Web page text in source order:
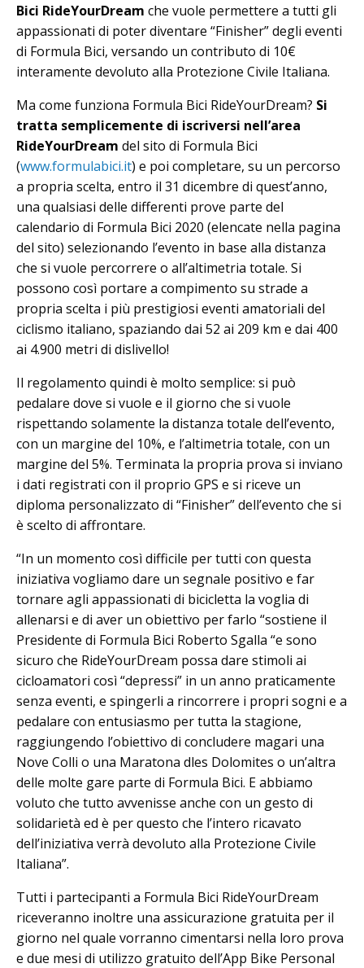
Bici RideYourDream che vuole permettere a tutti gli
appassionati di poter diventare “Finisher” degli eventi
di Formula Bici, versando un contributo di 10€
interamente devoluto alla Protezione Civile Italiana.
Ma come funziona Formula Bici RideYourDream? Si
tratta semplicemente di iscriversi nell’area
RideYourDream del sito di Formula Bici
(www.formulabici.it) e poi completare, su un percorso
a propria scelta, entro il 31 dicembre di quest’anno,
una qualsiasi delle differenti prove parte del
calendario di Formula Bici 2020 (elencate nella pagina
del sito) selezionando l’evento in base alla distanza
che si vuole percorrere o all’altimetria totale. Si
possono così portare a compimento su strade a
propria scelta i più prestigiosi eventi amatoriali del
ciclismo italiano, spaziando dai 52 ai 209 km e dai 400
ai 4.900 metri di dislivello!
Il regolamento quindi è molto semplice: si può
pedalare dove si vuole e il giorno che si vuole
rispettando solamente la distanza totale dell’evento,
con un margine del 10%, e l’altimetria totale, con un
margine del 5%. Terminata la propria prova si inviano
i dati registrati con il proprio GPS e si riceve un
diploma personalizzato di “Finisher” dell’evento che si
è scelto di affrontare.
“In un momento così difficile per tutti con questa
iniziativa vogliamo dare un segnale positivo e far
tornare agli appassionati di bicicletta la voglia di
allenarsi e di aver un obiettivo per farlo “sostiene il
Presidente di Formula Bici Roberto Sgalla “e sono
sicuro che RideYourDream possa dare stimoli ai
cicloamatori così “depressi” in un anno praticamente
senza eventi, e spingerli a rincorrere i propri sogni e a
pedalare con entusiasmo per tutta la stagione,
raggiungendo l’obiettivo di concludere magari una
Nove Colli o una Maratona dles Dolomites o un’altra
delle molte gare parte di Formula Bici. E abbiamo
voluto che tutto avvenisse anche con un gesto di
solidarietà ed è per questo che l’intero ricavato
dell’iniziativa verrà devoluto alla Protezione Civile
Italiana”.
Tutti i partecipanti a Formula Bici RideYourDream
riceveranno inoltre una assicurazione gratuita per il
giorno nel quale vorranno cimentarsi nella loro prova
e due mesi di utilizzo gratuito dell’App Bike Personal